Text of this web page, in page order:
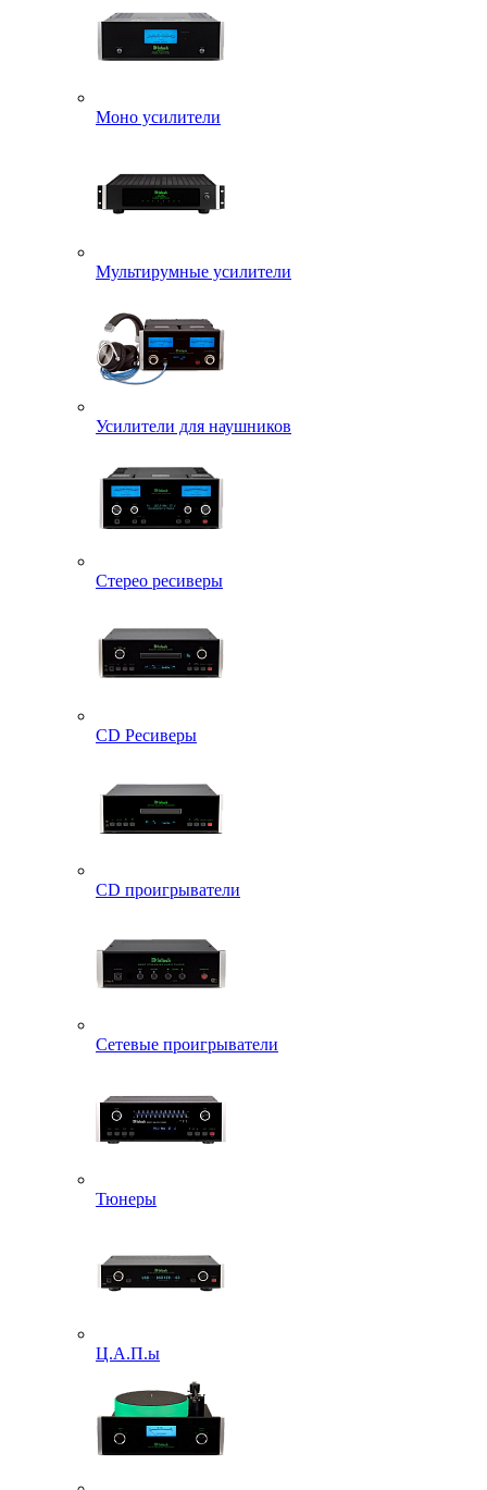
Моно усилители
Мультирумные усилители
Усилители для наушников
Стерео ресиверы
CD Ресиверы
CD проигрыватели
Сетевые проигрыватели
Тюнеры
Ц.А.П.ы